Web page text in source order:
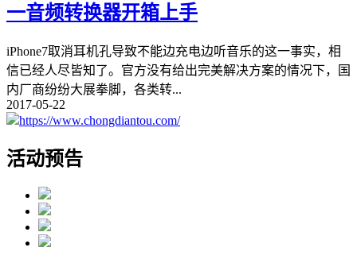
一音频转换器开箱上手
iPhone7取消耳机孔导致不能边充电边听音乐的这一事实，相
信已经人尽皆知了。官方没有给出完美解决方案的情况下，国
内厂商纷纷大展拳脚，各类转...
2017-05-22
https://www.chongdiantou.com/
活动预告